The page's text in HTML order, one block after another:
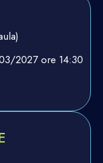
2027 ore 14:30